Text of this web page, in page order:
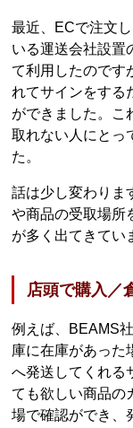
最近、ECで注文
いる運送会社設置
て利用したのです
れてサインをする
ができました。こ
取れない人にとっ
た。
話は少し変わりま
や商品の受取場所
が多く出てきてい
店頭で購入／
例えば、BEAMS
庫に在庫があった
へ発送してくれる
ても欲しい商品の
場で確認ができ、